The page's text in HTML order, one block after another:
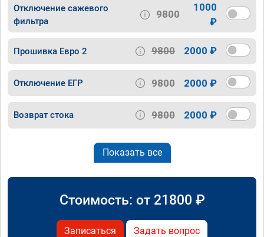
Отключение сажевого
фильтра
9800
1000
₽
Прошивка Евро 2 9800 2000 ₽
Отключение ЕГР 9800 2000 ₽
Возврат стока 9800 2000 ₽
Показать все
Стоимость: от 21800 ₽
Записаться Задать вопрос